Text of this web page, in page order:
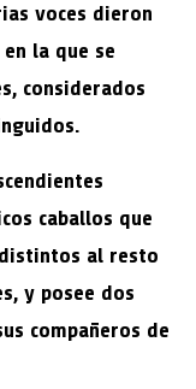
voces dieron
la que se
considerados
caballos que
al resto
y posee dos
compañeros de